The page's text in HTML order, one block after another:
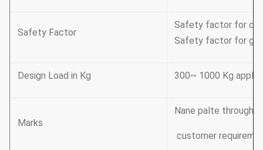
Safety Factor
Safety factor for
Safety factor for
Design Load in Kg 300~ 1000 Kg
Marks
Nane palte through
customer